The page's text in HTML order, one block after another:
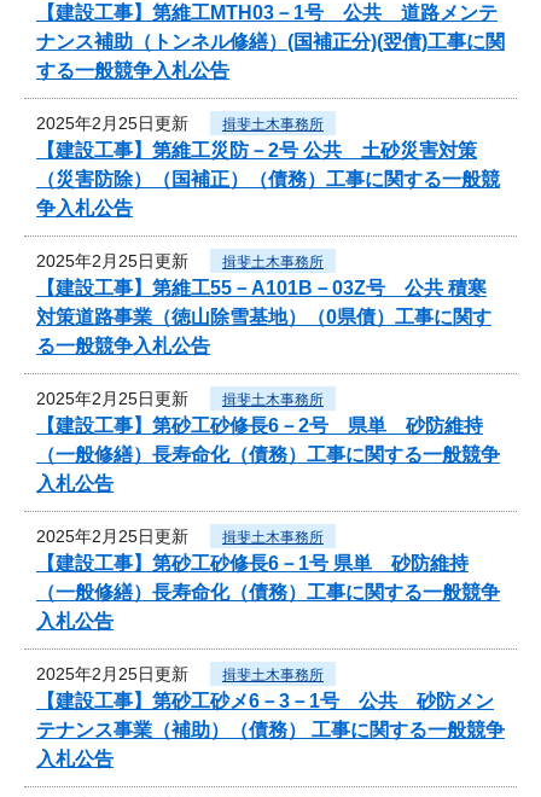
【建設工事】第維工MTH03－1号 公共 道路メンテ
ナンス補助（トンネル修繕）(国補正分)(翌債)工事に関
する一般競争入札公告
2025年2月25日更新 揖斐土木事務所
【建設工事】第維工災防－2号 公共 土砂災害対策
（災害防除）（国補正）（債務）工事に関する一般競
争入札公告
2025年2月25日更新 揖斐土木事務所
【建設工事】第維工55－A101B－03Z号 公共 積寒
対策道路事業（徳山除雪基地）（0県債）工事に関す
る一般競争入札公告
2025年2月25日更新 揖斐土木事務所
【建設工事】第砂工砂修長6－2号 県単 砂防維持
（一般修繕）長寿命化（債務）工事に関する一般競争
入札公告
2025年2月25日更新 揖斐土木事務所
【建設工事】第砂工砂修長6－1号 県単 砂防維持
（一般修繕）長寿命化（債務）工事に関する一般競争
入札公告
2025年2月25日更新 揖斐土木事務所
【建設工事】第砂工砂メ6－3－1号 公共 砂防メン
テナンス事業（補助）（債務） 工事に関する一般競争
入札公告